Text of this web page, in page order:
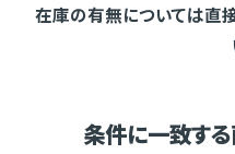
在庫の有無については直
条件に一致する